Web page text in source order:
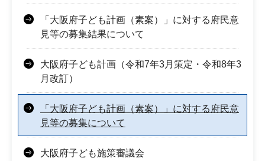
「大阪府子ども計画（素案）」に対する府民意
見等の募集結果について
大阪府子ども計画（令和7年3月策定・令和8年3
月改訂）
「大阪府子ども計画（素案）」に対する府民意
見等の募集について
大阪府子ども施策審議会